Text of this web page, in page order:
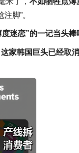
脚”。
迷恋”的一记当头棒
这家韩国巨头已经取